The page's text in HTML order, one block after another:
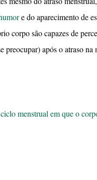
e do aparecimento de
corpo são capazes de
preocupar) após o atraso na
menstrual em que o